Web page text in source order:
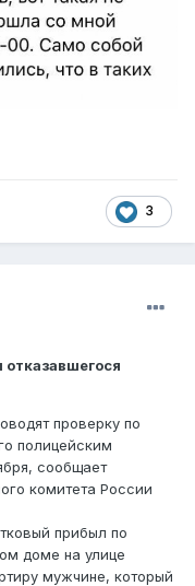
3
проверку по
полицейским
сообщает
комитета России
прибыл по
доме на улице
мужчине, который